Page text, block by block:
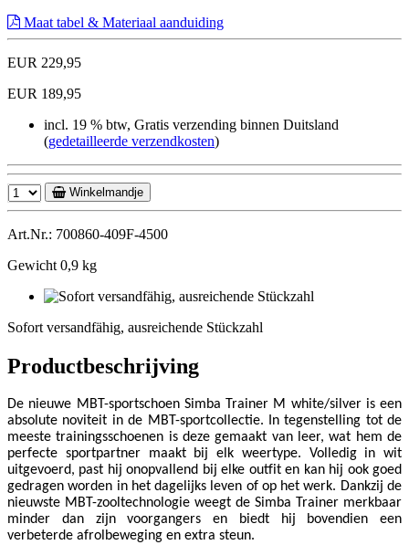
Maat tabel & Materiaal aanduiding
EUR 229,95
EUR 189,95
incl. 19 % btw, Gratis verzending binnen Duitsland
(gedetailleerde verzendkosten)
Winkelmandje
Art.Nr.: 700860-409F-4500
Gewicht 0,9 kg
Sofort versandfähig, ausreichende Stückzahl
Productbeschrijving
De nieuwe MBT-sportschoen Simba Trainer M white/silver is een
absolute noviteit in de MBT-sportcollectie. In tegenstelling tot de
meeste trainingsschoenen is deze gemaakt van leer, wat hem de
perfecte sportpartner maakt bij elk weertype. Volledig in wit
uitgevoerd, past hij onopvallend bij elke outfit en kan hij ook goed
gedragen worden in het dagelijks leven of op het werk. Dankzij de
nieuwste MBT-zooltechnologie weegt de Simba Trainer merkbaar
minder dan zijn voorgangers en biedt hij bovendien een
verbeterde afrolbeweging en extra steun.